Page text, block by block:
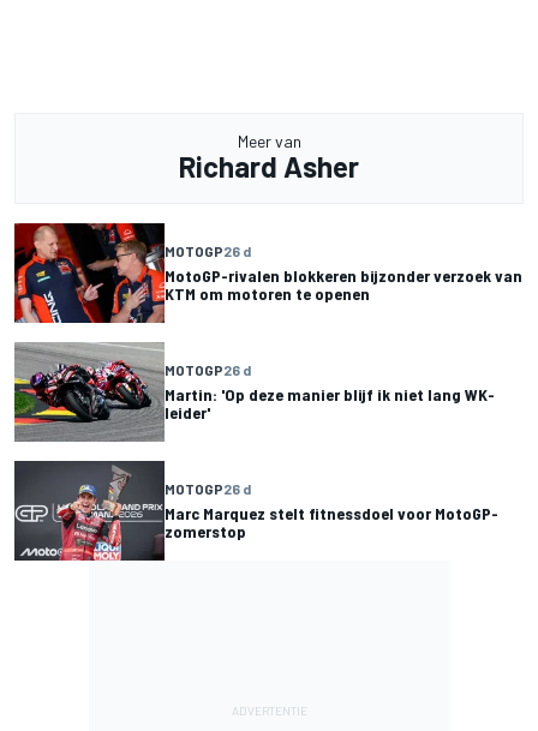
Meer van
Richard Asher
MOTOGP26 d
MotoGP-rivalen blokkeren bijzonder verzoek van
KTM om motoren te openen
MOTOGP26 d
Martin: 'Op deze manier blijf ik niet lang WK-
leider'
MOTOGP26 d
Marc Marquez stelt fitnessdoel voor MotoGP-
zomerstop